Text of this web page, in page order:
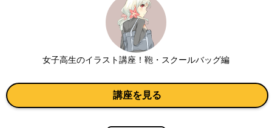
女子高生のイラスト講座！鞄・スクールバッグ編
講座を見る